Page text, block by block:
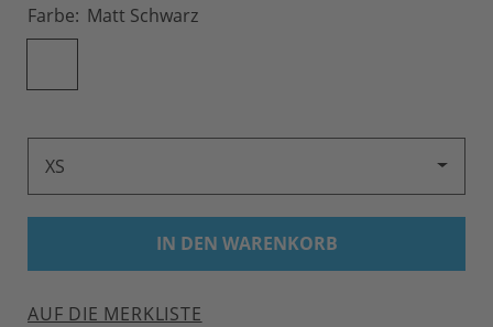
Farbe Matt Schwarz
XS
IN DEN WARENKORB
AUF DIE MERKLISTE